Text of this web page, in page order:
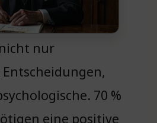
nur
70 %
eine positive